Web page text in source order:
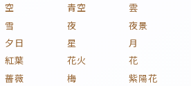
空 青空
雲
雪 夜
夜景
夕日 星
月
紅葉 花火
花
薔薇 梅
紫陽花